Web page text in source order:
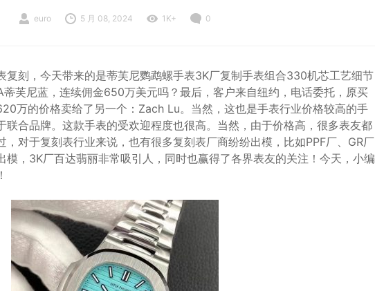
euro 5 月 08, 2024 1K+ 0
复刻，今天带来的是蒂芙尼鹦鹉螺手表3K厂复制手表组合330机芯工艺细节
蒂芙尼蓝，连续佣金650万美元吗？最后，客户来自纽约，电话委托，原买
万的价格卖给了另一个：Zach Lu。当然，这也是手表行业价格较高的手
联合品牌。这款手表的受欢迎程度也很高。当然，由于价格高，很多表友都
，对于复刻表行业来说，也有很多复刻表厂商纷纷出模，比如PPF厂、GR厂
模，3K厂百达翡丽非常吸引人，同时也赢得了各界表友的关注！今天，小编